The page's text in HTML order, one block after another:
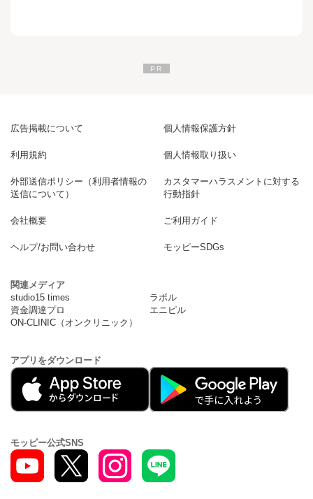
広告掲載について 個人情報保護方針
利用規約 個人情報取り扱い
外部送信ポリシー（利用者情報の
送信について）
カスタマーハラスメントに対する
行動指針
会社概要 ご利用ガイド
ヘルプ/お問い合わせ モッピーSDGs
関連メディア
studio15 times
ラボル
資金調達プロ
エニピル
ON-CLINIC（オンクリニック）
アプリをダウンロード
モッピー公式SNS